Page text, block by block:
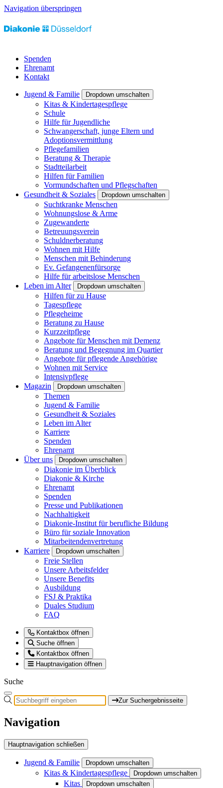
Navigation überspringen
Spenden
Ehrenamt
Kontakt
Jugend & Familie Dropdown umschalten
Kitas & Kindertagespflege
Schule
Hilfe für Jugendliche
Schwangerschaft, junge Eltern und
Adoptionsvermittlung
Pflegefamilien
Beratung & Therapie
Stadtteilarbeit
Hilfen für Familien
Vormundschaften und Pflegschaften
Gesundheit & Soziales
Dropdown umschalten
Suchtkranke Menschen
Wohnungslose & Arme
Zugewanderte
Betreuungsverein
Schuldnerberatung
Wohnen mit Hilfe
Menschen mit Behinderung
Ev. Gefangenenfürsorge
Hilfe für arbeitslose Menschen
Leben im Alter
Dropdown umschalten
Hilfen für zu Hause
Tagespflege
Pflegeheime
Beratung zu Hause
Kurzzeitpflege
Angebote für Menschen mit Demenz
Beratung und Begegnung im Quartier
Angebote für pflegende Angehörige
Wohnen mit Service
Intensivpflege
Magazin
Dropdown umschalten
Themen
Jugend & Familie
Gesundheit & Soziales
Leben im Alter
Karriere
Spenden
Ehrenamt
Über uns
Dropdown umschalten
Diakonie im Überblick
Diakonie & Kirche
Ehrenamt
Spenden
Presse und Publikationen
Nachhaltigkeit
Diakonie-Institut für berufliche Bildung
Büro für soziale Innovation
Mitarbeitendenvertretung
Karriere
Dropdown umschalten
Freie Stellen
Unsere Arbeitsfelder
Unsere Benefits
Ausbildung
FSJ & Praktika
Duales Studium
FAQ
Kontaktbox öffnen
Suche öffnen
Kontaktbox öffnen
Hauptnavigation öffnen
Suche
Zur Suchergebnisseite
Navigation
Hauptnavigation schließen
Jugend & Familie Dropdown umschalten
Kitas & Kindertagespflege Dropdown umschalten
Kitas Dropdown umschalten